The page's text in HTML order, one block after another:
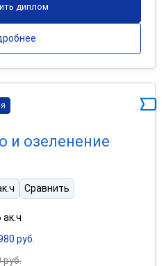
диплом
и озеленение
Сравнить
ак.ч
руб.
руб.